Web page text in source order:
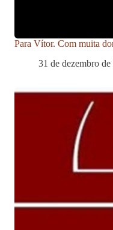
Para Vítor. Com muita
31 de dezembro